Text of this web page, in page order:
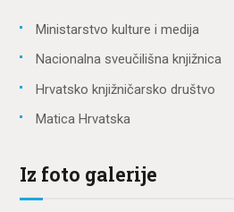
Ministarstvo kulture i medija
Nacionalna sveučilišna knjižnica
Hrvatsko knjižničarsko društvo
Matica Hrvatska
Iz foto galerije